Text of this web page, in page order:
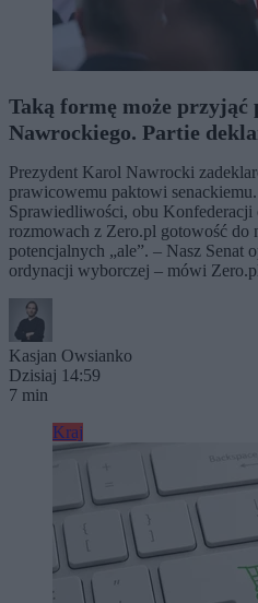
Taką formę może przyjąć
Nawrockiego. Partie
Prezydent Karol Nawrocki
prawicowemu paktowi
Sprawiedliwości, obu
rozmowach z Zero.pl gotowość do
potencjalnych „ale”. – Nasz Senat
ordynacji wyborczej – mówi
Kasjan Owsianko
Dzisiaj 14:59
7 min
Kraj